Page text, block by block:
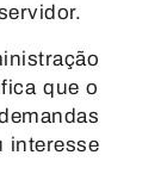
que o
interesse